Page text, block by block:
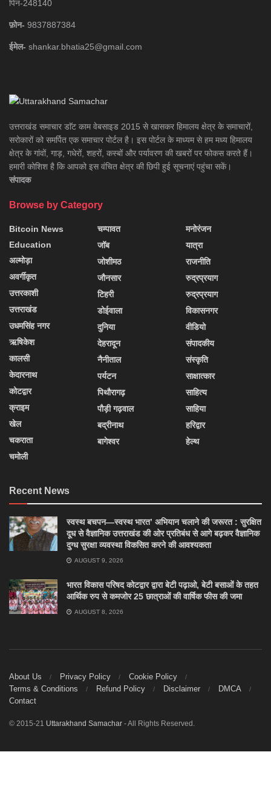
पिन-248140
फ़ोन- 9837887384
ईमेल- shankar.bhatia25@gmail.com
उत्तराखंड समाचार डाॅट काम वेबसाइड 2015 से खासकर हिमालय क्षेत्र के समाचारों,
सरोकारों को समर्पित एक समाचार पोर्टल है। इस पोर्टल के माध्यम से हम मध्य हिमालय
क्षेत्र के गांवों, गाड़, गधेरों, शहरों, कस्बों और पर्यावरण की खबरों पर फोकस करते हैं।
हमारी कोशिश है कि आपको इस वंचित क्षेत्र की छिपी हुई सूचनाएं पहुंचा सकें।
संपादक
Browse by Category
Bitcoin News
Education
अल्मोड़ा
अवर्गीकृत
उत्तरकाशी
उत्तराखंड
उधमसिंह नगर
ऋषिकेश
कालसी
केदारनाथ
कोटद्वार
क्राइम
खेल
चकराता
चमोली
चम्पावत
जॉब
जोशीमठ
जौनसार
टिहरी
डोईवाला
दुनिया
देहरादून
नैनीताल
पर्यटन
पिथौरागढ़
पौड़ी गढ़वाल
बद्रीनाथ
बागेश्वर
मनोरंजन
यात्रा
राजनीति
रुद्रप्रयाग
रुद्रप्रयाग
विकासनगर
वीडियो
संपादकीय
संस्कृति
साक्षात्कार
साहित्य
साहिया
हरिद्वार
हेल्थ
Recent News
स्वस्थ बचपन—स्वस्थ भारत’ अभियान चलाने की जरूरत : सुरक्षित
दूध से वैज्ञानिक उत्तराखंड की ओर प्रतिबंध से आगे बढ़कर वैज्ञानिक
दुग्ध सुरक्षा व्यवस्था विकसित करने की आवश्यकता
AUGUST 9, 2026
भारत विकास परिषद कोटद्वार द्वारा बेटी पढ़ाओ, बेटी बसाओं के तहत
आर्थिक रुप से कमजोर 25 छात्राओं की वार्षिक फीस की जमा
AUGUST 8, 2026
About Us Privacy Policy
Cookie Policy
Terms & Conditions
Refund Policy Disclaimer
DMCA
Contact
© 2015-21 Uttarakhand Samachar - All Rights Reserved.